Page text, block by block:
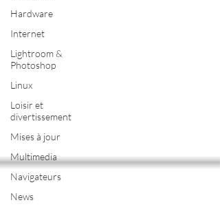
Hardware
Internet
Lightroom &
Photoshop
Linux
Loisir et
divertissement
Mises à jour
Multimedia
Navigateurs
News